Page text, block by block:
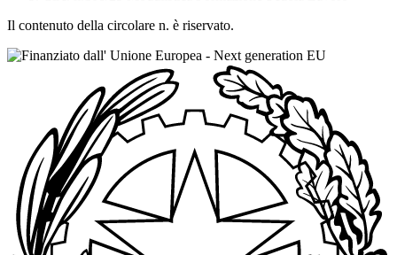
Il contenuto della circolare n. è riservato.